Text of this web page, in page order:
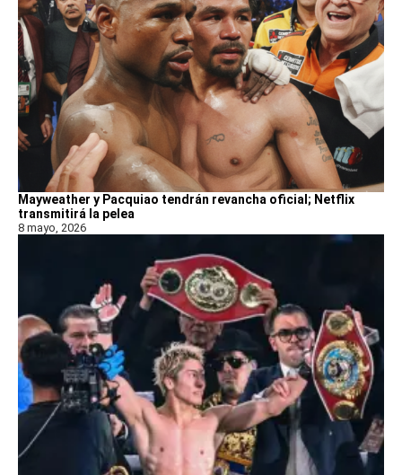
Mayweather y Pacquiao tendrán revancha oficial; Netflix
transmitirá la pelea
8 mayo, 2026